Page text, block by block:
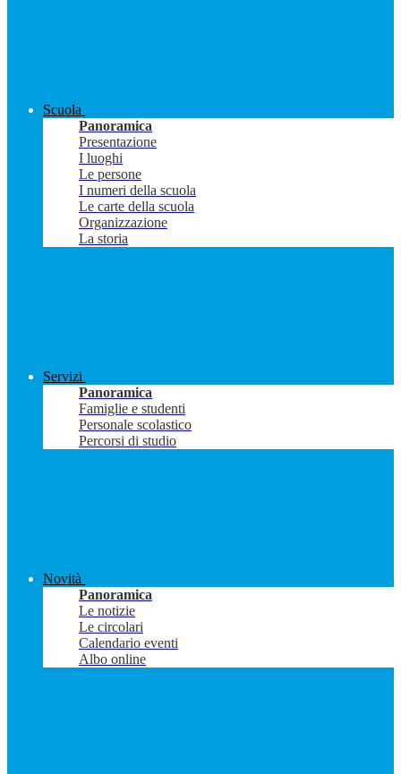
Scuola
Panoramica
Presentazione
I luoghi
Le persone
I numeri della scuola
Le carte della scuola
Organizzazione
La storia
Servizi
Panoramica
Famiglie e studenti
Personale scolastico
Percorsi di studio
Novità
Panoramica
Le notizie
Le circolari
Calendario eventi
Albo online